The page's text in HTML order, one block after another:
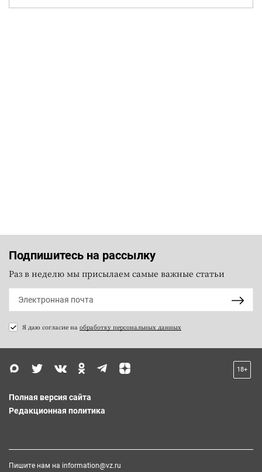
Подпишитесь на рассылку
Раз в неделю мы присылаем самые важные статьи
Я даю согласие на обработку персональных данных
18+
Полная версия сайта
Редакционная политика
Пишите нам на information@vz.ru